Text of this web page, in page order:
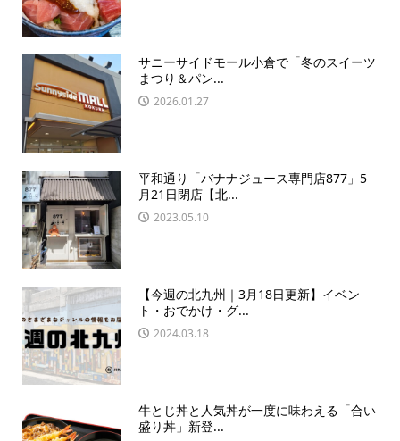
サニーサイドモール小倉で「冬のスイーツ
まつり＆パン...
2026.01.27
平和通り「バナナジュース専門店877」5
月21日閉店【北...
2023.05.10
【今週の北九州｜3月18日更新】イベン
ト・おでかけ・グ...
2024.03.18
牛とじ丼と人気丼が一度に味わえる「合い
盛り丼」新登...